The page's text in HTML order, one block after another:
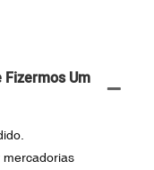
Fizermos Um
mercadorias